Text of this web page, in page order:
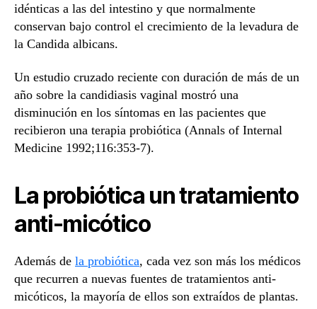
idénticas a las del intestino y que normalmente
conservan bajo control el crecimiento de la levadura de
la Candida albicans.
Un estudio cruzado reciente con duración de más de un
año sobre la candidiasis vaginal mostró una
disminución en los síntomas en las pacientes que
recibieron una terapia probiótica (Annals of Internal
Medicine 1992;116:353-7).
La probiótica un tratamiento
anti-micótico
Además de la probiótica, cada vez son más los médicos
que recurren a nuevas fuentes de tratamientos anti-
micóticos, la mayoría de ellos son extraídos de plantas.